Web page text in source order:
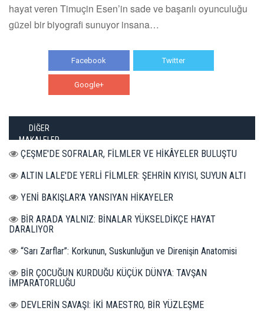
hayat veren Timuçin Esen’in sade ve başarılı oyunculuğu
güzel bir biyografi sunuyor insana…
Facebook Twitter
Google+
DİĞER
MAKALELER
ÇEŞME'DE SOFRALAR, FİLMLER VE HİKÂYELER BULUŞTU
ALTIN LALE'DE YERLİ FİLMLER: ŞEHRİN KIYISI, SUYUN ALTI
YENİ BAKIŞLAR'A YANSIYAN HİKAYELER
BİR ARADA YALNIZ: BİNALAR YÜKSELDİKÇE HAYAT
DARALIYOR
“Sarı Zarflar”: Korkunun, Suskunluğun ve Direnişin Anatomisi
BİR ÇOCUĞUN KURDUĞU KÜÇÜK DÜNYA: TAVŞAN
İMPARATORLUĞU
DEVLERİN SAVAŞI: İKİ MAESTRO, BİR YÜZLEŞME